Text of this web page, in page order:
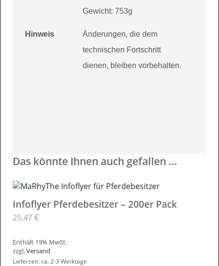
Gewicht: 753g
Hinweis
Änderungen, die dem
technischen Fortschritt
dienen, bleiben vorbehalten.
Das könnte Ihnen auch gefallen …
Infoflyer Pferdebesitzer – 200er Pack
25,47€
Enthält 19% MwSt.
zzgl.Versand
Lieferzeit: ca. 2-3 Werktage